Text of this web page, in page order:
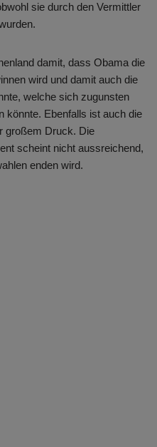
sie durch den Vermittler
damit, dass Obama die
wird und damit auch die
welche sich zugunsten
könnte. Ebenfalls ist auch die
großem Druck. Die
scheint nicht aussreichend,
enden wird.